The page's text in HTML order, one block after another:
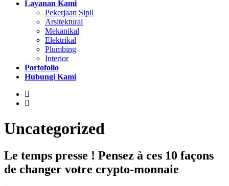
Layanan Kami
Pekerjaan Sipil
Arsitektural
Mekanikal
Elektrikal
Plumbing
Interior
Portofolio
Hubungi Kami
Uncategorized
Le temps presse ! Pensez à ces 10 façons
de changer votre crypto-monnaie